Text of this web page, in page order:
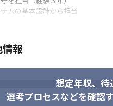
ムの基本設計から担当
ムの要件定義から担当
の事を考えられる方
むことに楽しみを感じられる方
報
想定年収、待
選考プロセスなどを確認